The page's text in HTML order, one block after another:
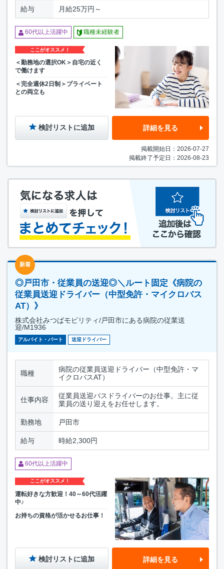
給与 月給25万円～
60代以上活躍中 職種未経験者
ここがオススメ！
＜勤務地の選択OK＞自宅の近く
で働けます
＜完全週休2日制＞プライベート
との両立も
検討リストに追加 詳細を見る
掲載開始日：2026-07-27
掲載終了予定日：2026-08-23
新着
◎戸田市・従業員の送迎◎＼ルート固定《病院の
従業員送迎ドライバー（中型免許・マイクロバス
AT）》
株式会社みつばモビリティ/戸田市にある病院の従業送
迎/M1936
アルバイト・パート 送迎ドライバー
職種
病院の従業員送迎ドライバー（中型免許・マ
イクロバスAT）
仕事内容
従業員送迎バスドライバーのお仕事。主に従
業員の送り迎えをお任せします。
勤務地 戸田市
給与 時給2,300円
60代以上活躍中
ここがオススメ！
運転好きな方歓迎！40～60代活躍
中♪
お持ちの資格が活かせるお仕事！
検討リストに追加 詳細を見る